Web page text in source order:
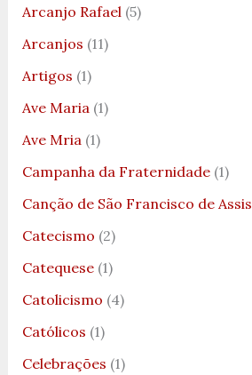
Arcanjo Rafael(5)
Arcanjos (11)
Artigos (1)
Ave Maria(1)
Ave Mria(1)
Campanha da Fraternidade(1)
Canção de São Francisco de Assis
Catecismo (2)
Catequese(1)
Catolicismo (4)
Católicos (1)
Celebrações (1)